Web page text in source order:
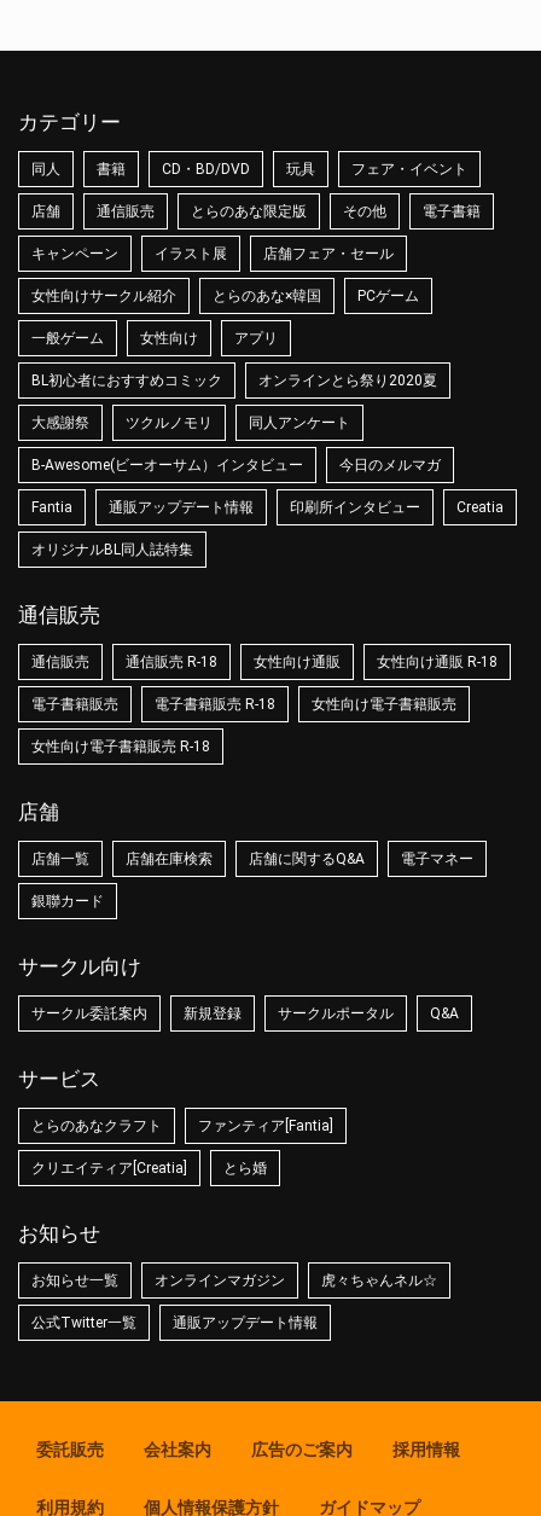
カテゴリー
同人 書籍 CD・BD/DVD 玩具 フェア・イベント
店舗 通信販売 とらのあな限定版 その他 電子書籍
キャンペーン イラスト展 店舗フェア・セール
女性向けサークル紹介 とらのあな×韓国 PCゲーム
一般ゲーム 女性向け アプリ
BL初心者におすすめコミック オンラインとら祭り2020夏
大感謝祭 ツクルノモリ 同人アンケート
B-Awesome(ビーオーサム）インタビュー 今日のメルマガ
Fantia 通販アップデート情報 印刷所インタビュー Creatia
オリジナルBL同人誌特集
通信販売
通信販売 通信販売 R-18 女性向け通販 女性向け通販 R-18
電子書籍販売 電子書籍販売 R-18 女性向け電子書籍販売
女性向け電子書籍販売 R-18
店舗
店舗一覧 店舗在庫検索 店舗に関するQ&A 電子マネー
銀聯カード
サークル向け
サークル委託案内 新規登録 サークルポータル Q&A
サービス
とらのあなクラフト ファンティア[Fantia]
クリエイティア[Creatia] とら婚
お知らせ
お知らせ一覧 オンラインマガジン 虎々ちゃんネル☆
公式Twitter一覧 通販アップデート情報
委託販売 会社案内 広告のご案内 採用情報
利用規約 個人情報保護方針 ガイドマップ